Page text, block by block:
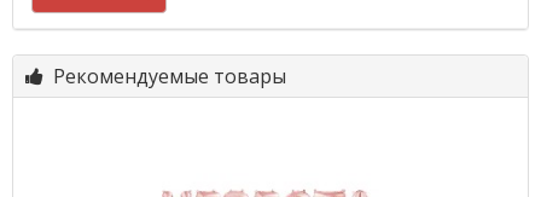
Рекомендуемые товары